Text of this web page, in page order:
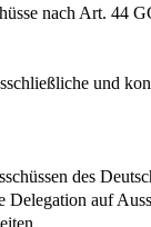
nach Art. 44
und
des
auf